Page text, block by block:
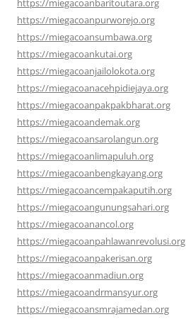
https://miegacoanbaritoutara.org
https://miegacoanpurworejo.org
https://miegacoansumbawa.org
https://miegacoankutai.org
https://miegacoanjailolokota.org
https://miegacoanacehpidiejaya.org
https://miegacoanpakpakbharat.org
https://miegacoandemak.org
https://miegacoansarolangun.org
https://miegacoanlimapuluh.org
https://miegacoanbengkayang.org
https://miegacoancempakaputih.org
https://miegacoangunungsahari.org
https://miegacoanancol.org
https://miegacoanpahlawanrevolusi.org
https://miegacoanpakerisan.org
https://miegacoanmadiun.org
https://miegacoandrmansyur.org
https://miegacoansmrajamedan.org